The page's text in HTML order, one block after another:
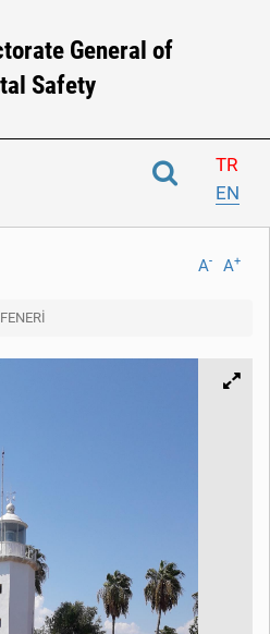
General of
Safety
TR
EN
A+
A-